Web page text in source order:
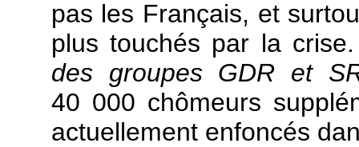
pas les Français, et
plus touchés par la
des groupes GDR et
40 000 chômeurs
actuellement enfoncés